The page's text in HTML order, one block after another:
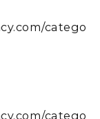
catego
catego